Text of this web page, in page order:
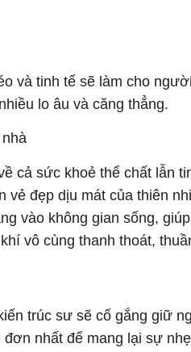
và tinh tế sẽ làm cho
lo âu và căng thẳng.
cả sức khoẻ thể chất lẫn
vẻ đẹp dịu mát của thiên
vào không gian sống,
vô cùng thanh thoát,
trúc sư sẽ cố gắng giữ
nhất để mang lại sự